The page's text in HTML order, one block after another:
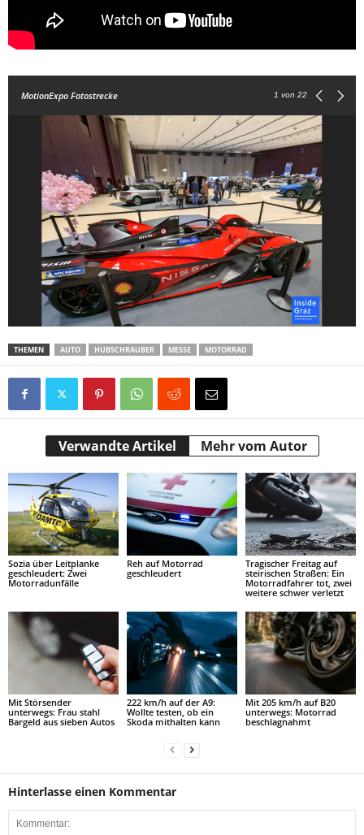
MotionExpo Fotostrecke 1 von 22
Flying Bulls Cobra Helicopter
THEMEN AUTO HUBSCHRAUBER MESSE MOTORRAD
Verwandte Artikel Mehr vom Autor
Sozia über Leitplanke
geschleudert: Zwei
Motorradunfälle
Reh auf Motorrad
geschleudert
Tragischer Freitag auf
steirischen Straßen: Ein
Motorradfahrer tot, zwei
weitere schwer verletzt
Mit Störsender
unterwegs: Frau stahl
Bargeld aus sieben Autos
222 km/h auf der A9:
Wollte testen, ob ein
Skoda mithalten kann
Mit 205 km/h auf B20
unterwegs: Motorrad
beschlagnahmt
Hinterlasse einen Kommentar